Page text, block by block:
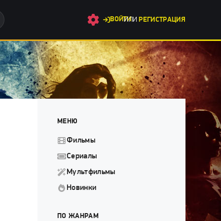
ВОЙТИ
ИЛИ РЕГИСТРАЦИЯ
МЕНЮ
Фильмы
Сериалы
Мультфильмы
Новинки
ПО ЖАНРАМ